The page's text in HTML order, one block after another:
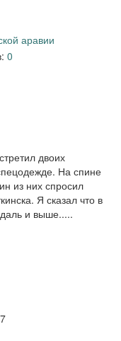
аравии
0
двоих
На спине
из них спросил
Я сказал что в
и выше.....